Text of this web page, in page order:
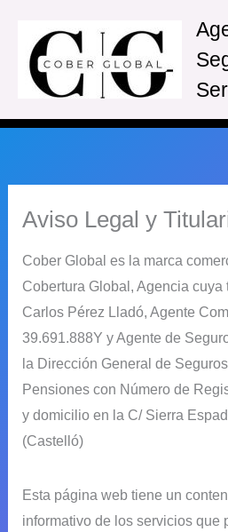
contenido
Aviso Legal y
Cober Global es la marca
Cobertura Global, Agencia cuya
Carlos Pérez Lladó, Agente
39.691.888Y y Agente de
la Dirección General de
Pensiones con Número de
y domicilio en la C/ Sierra
(Castelló)
Esta página web tiene un
informativo de los servicios que